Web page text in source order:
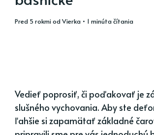
pred 5 rokmiodVierka • 1 minúta čítania
Vedieť poprosiť, či poďakovať je
slušného vychovania. Aby ste
ľahšie si zapamätať základné